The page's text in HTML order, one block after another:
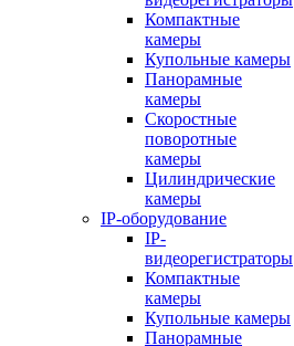
Компактные
камеры
Купольные камеры
Панорамные
камеры
Скоростные
поворотные
камеры
Цилиндрические
камеры
IP-оборудование
IP-
видеорегистраторы
Компактные
камеры
Купольные камеры
Панорамные